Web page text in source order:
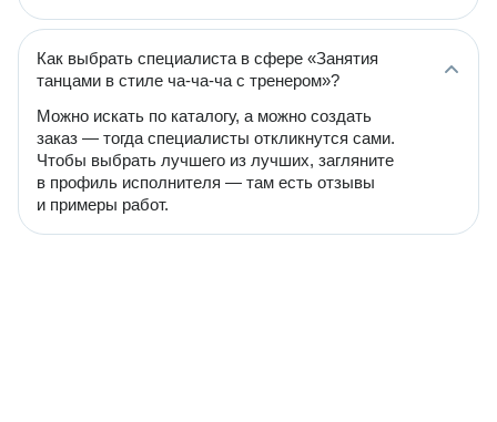
Как выбрать специалиста в сфере «Занятия
танцами в стиле ча-ча-ча с тренером»?
Можно искать по каталогу, а можно создать
заказ — тогда специалисты откликнутся сами.
Чтобы выбрать лучшего из лучших, загляните
в профиль исполнителя — там есть отзывы
и примеры работ.